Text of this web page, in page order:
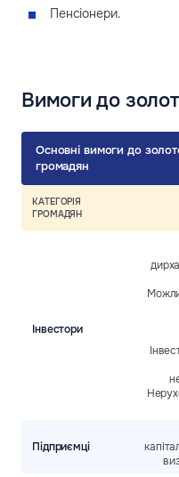
Пенсіонери.
Вимоги до
Основні вимоги до
громадян
КАТЕГОРІЯ
ГРОМАДЯН
Інвестори
Підприємці